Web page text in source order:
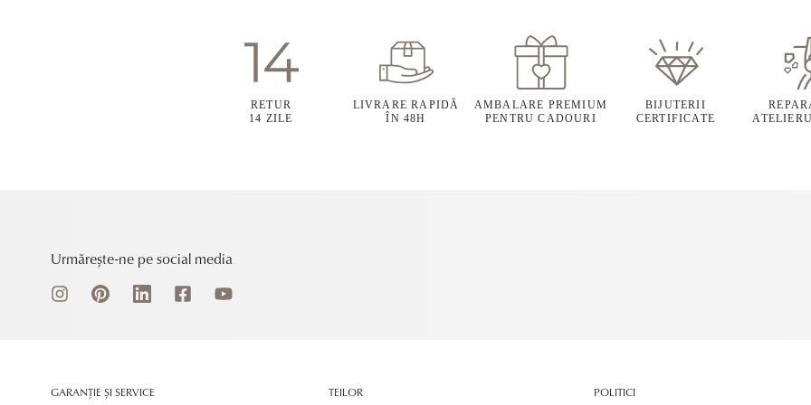
RETUR
14 ZILE
LIVRARE RAPIDĂ
ÎN 48H
AMBALARE PREMIUM
PENTRU CADOURI
BIJUTERII
CERTIFICATE
Urmărește-ne pe social media
GARANȚIE ȘI SERVICE TEILOR POLITICI